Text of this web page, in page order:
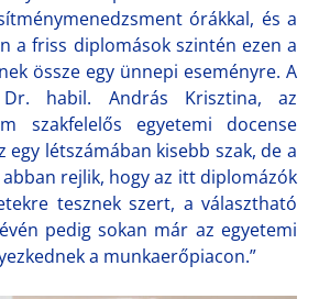
órákkal, és a
a friss diplomások szintén ezen a
össze egy ünnepi eseményre. A
Dr. habil. András Krisztina, az
szakfelelős egyetemi docense
egy létszámában kisebb szak, de a
rejlik, hogy az itt diplomázók
tesznek szert, a választható
pedig sokan már az egyetemi
a munkaerőpiacon.”